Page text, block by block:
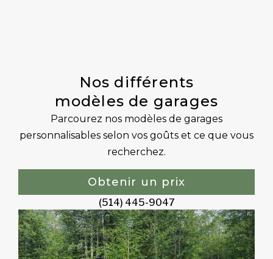
Nos différents
modèles de garages
Parcourez nos modèles de garages
personnalisables selon vos goûts et ce que vous
recherchez.
Obtenir un prix
(514) 445-9047